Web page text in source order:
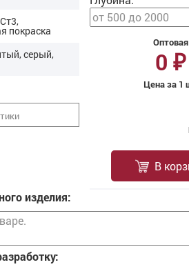
Оптовая
0 ₽
Цена за 1
В
покраска
серый,
изделия: